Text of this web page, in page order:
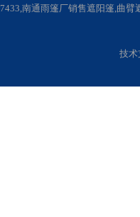
南通雨篷厂销售遮阳篷,曲
技术